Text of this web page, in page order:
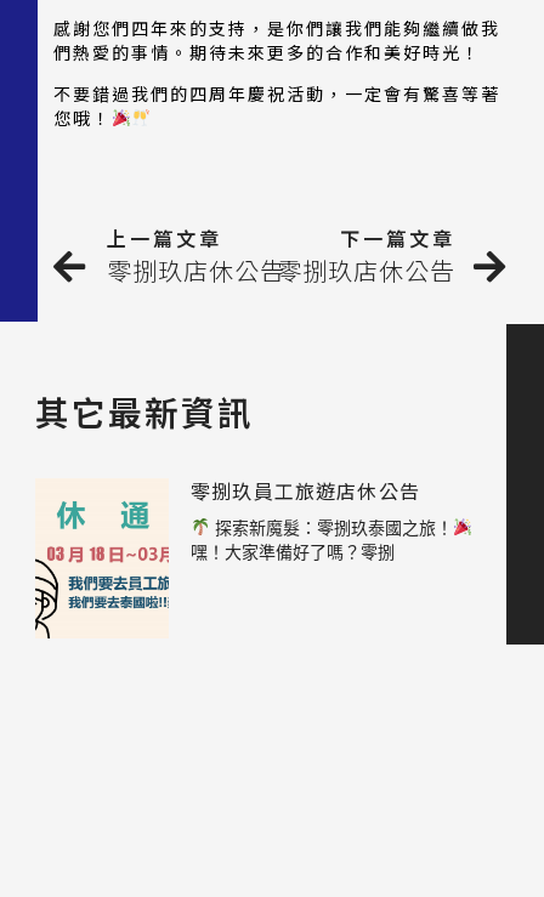
感謝您們四年來的支持，是你們讓我們能夠繼續做我
們熱愛的事情。期待未來更多的合作和美好時光！
不要錯過我們的四周年慶祝活動，一定會有驚喜等著
您哦！
上一篇文章
零捌玖店休公告
下一篇文章
零捌玖店休公告
其它最新資訊
零捌玖員工旅遊店休公告
探索新魔髮：零捌玖泰國之旅！
嘿！大家準備好了嗎？零捌